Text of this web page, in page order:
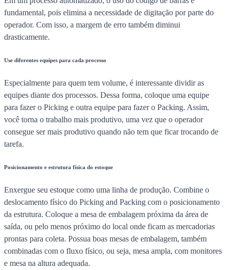
fundamental, pois elimina a necessidade de digitação por parte do
operador. Com isso, a margem de erro também diminui
drasticamente.
Use diferentes equipes para cada processo
Especialmente para quem tem volume, é interessante dividir as
equipes diante dos processos. Dessa forma, coloque uma equipe
para fazer o Picking e outra equipe para fazer o Packing. Assim,
você torna o trabalho mais produtivo, uma vez que o operador
consegue ser mais produtivo quando não tem que ficar trocando de
tarefa.
Posicionamento e estrutura física do estoque
Enxergue seu estoque como uma linha de produção. Combine o
deslocamento físico do Picking and Packing com o posicionamento
da estrutura. Coloque a mesa de embalagem próxima da área de
saída, ou pelo menos próximo do local onde ficam as mercadorias
prontas para coleta. Possua boas mesas de embalagem, também
combinadas com o fluxo físico, ou seja, mesa ampla, com monitores
e mesa na altura adequada.